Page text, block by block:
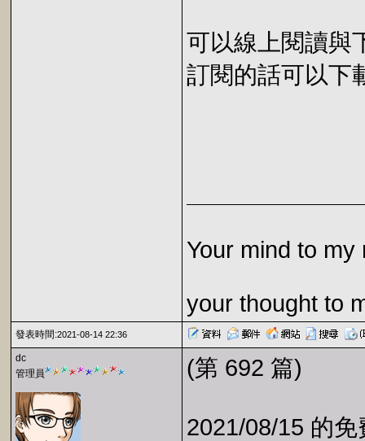
可以線上閱讀與
訂閱的話可以下
Your mind to my
your thought to
發表時間:2021-08-14 22:36
dc
管理員
(第 692 篇)
2021/08/15 的